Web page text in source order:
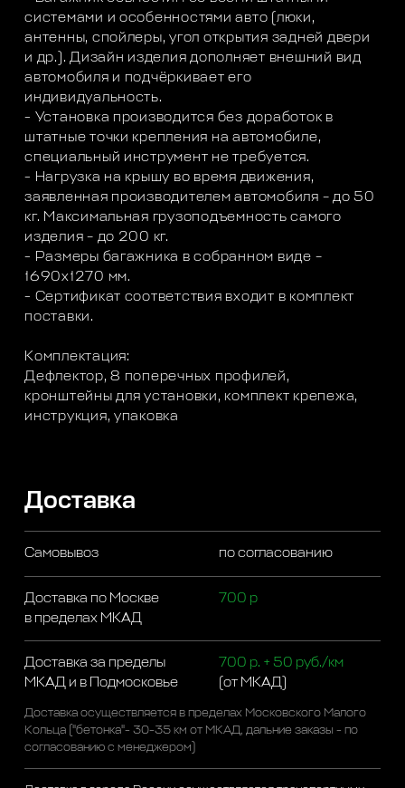
системами и особенностями авто (люки,
антенны, спойлеры, угол открытия задней двери
и др.). Дизайн изделия дополняет внешний вид
автомобиля и подчёркивает его
индивидуальность.
- Установка производится без доработок в
штатные точки крепления на автомобиле,
специальный инструмент не требуется.
- Нагрузка на крышу во время движения,
заявленная производителем автомобиля – до 50
кг. Максимальная грузоподъемность самого
изделия – до 200 кг.
- Размеры багажника в собранном виде –
1690х1270 мм.
- Сертификат соответствия входит в комплект
поставки.
Комплектация:
Дефлектор, 8 поперечных профилей,
кронштейны для установки, комплект крепежа,
инструкция, упаковка
Доставка
Самовывоз по согласованию
Доставка по Москве
в пределах МКАД
700 р
Доставка за пределы
МКАД и в Подмосковье
700 р. + 50 руб./км
(от МКАД)
Доставка осуществляется в пределах Московского Малого
Кольца ("бетонка"- 30-35 км от МКАД, дальние заказы - по
согласованию с менеджером)